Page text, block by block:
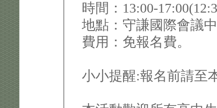
時間：13:00-
地點：守謙國際會議
費用：免報名費。
小小提醒:報名前請至